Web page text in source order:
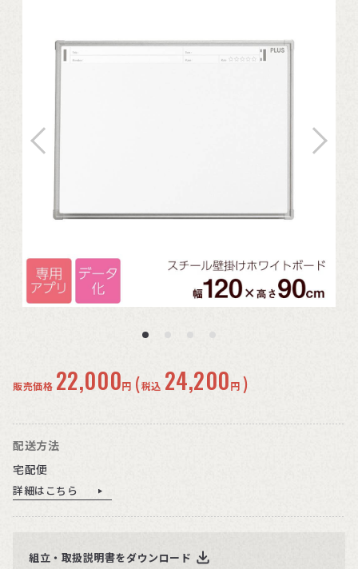
販売価格 22,000円 (税込 24,200円 )
配送方法
宅配便
詳細はこちら
組立・取扱説明書をダウンロード